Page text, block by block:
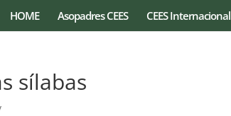
HOME Asopadres CEES CEES Internacional
sílabas